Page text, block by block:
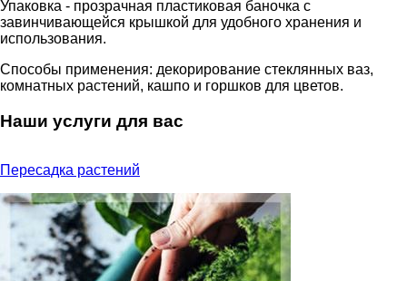
Упаковка - прозрачная пластиковая баночка с
завинчивающейся крышкой для удобного хранения и
использования.
Способы применения: декорирование стеклянных ваз,
комнатных растений, кашпо и горшков для цветов.
Наши услуги для вас
Пересадка растений